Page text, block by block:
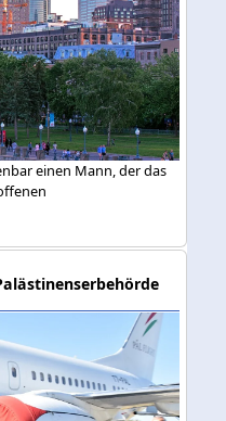
einen Mann, der das